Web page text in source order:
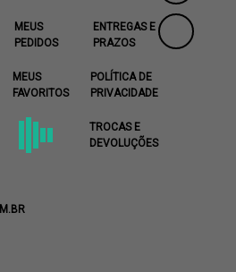
MEUS
PEDIDOS
MEUS
FAVORITOS
ENTREGAS E
PRAZOS
POLÍTICA DE
PRIVACIDADE
TROCAS E
DEVOLUÇÕES